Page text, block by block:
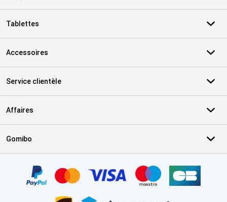
Tablettes
Accessoires
Service clientèle
Affaires
Gomibo